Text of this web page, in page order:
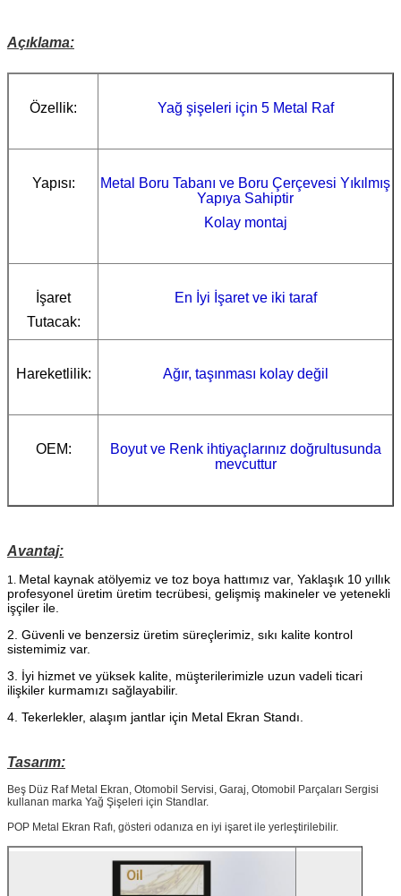
Açıklama:
Özellik: Yağ şişeleri için 5 Metal Raf
Yapısı:
Metal Boru Tabanı ve Boru Çerçevesi Yıkılmış
Yapıya Sahiptir
Kolay montaj
İşaret
Tutacak:
En İyi İşaretve iki taraf
Hareketlilik: Ağır, taşınması kolay değil
OEM:
Boyut ve Renk ihtiyaçlarınız doğrultusunda
mevcuttur
Avantaj:
1. Metal kaynak atölyemiz ve toz boya hattımız var, Yaklaşık 10 yıllık
profesyonel üretim üretim tecrübesi, gelişmiş makineler ve yetenekli
işçiler ile.
2. Güvenli ve benzersiz üretim süreçlerimiz, sıkı kalite kontrol
sistemimiz var.
3. İyi hizmet ve yüksek kalite, müşterilerimizle uzun vadeli ticari
ilişkiler kurmamızı sağlayabilir.
4. Tekerlekler, alaşım jantlar için Metal Ekran Standı.
Tasarım:
Beş Düz Raf Metal Ekran, Otomobil Servisi, Garaj, Otomobil Parçaları Sergisi
kullanan marka Yağ Şişeleri için Standlar.
POP Metal Ekran Rafı, gösteri odanıza en iyi işaret ile yerleştirilebilir.